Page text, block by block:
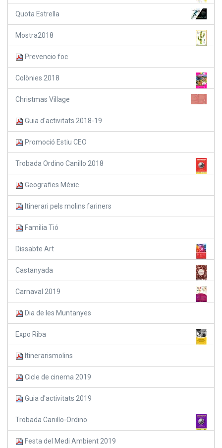
Quota Estrella
Mostra2018
Prevencio foc
Colònies 2018
Christmas Village
Guia d'activitats 2018-19
Promoció Estiu CEO
Trobada Ordino Canillo 2018
Geografies Mèxic
Itinerari pels molins fariners
Familia Tió
Dissabte Art
Castanyada
Carnaval 2019
Dia de les Muntanyes
Expo Riba
Itinerarismolins
Cicle de cinema 2019
Guia d'activitats 2019
Trobada Canillo-Ordino
Festa del Medi Ambient 2019